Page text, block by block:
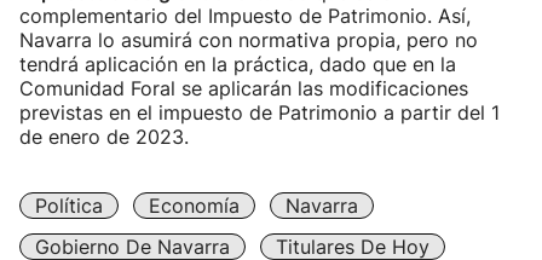
complementario del Impuesto de Patrimonio. Así,
Navarra lo asumirá con normativa propia, pero no
tendrá aplicación en la práctica, dado que en la
Comunidad Foral se aplicarán las modificaciones
previstas en el impuesto de Patrimonio a partir del 1
de enero de 2023.
Política Economía
Navarra
Gobierno De Navarra
Titulares De Hoy